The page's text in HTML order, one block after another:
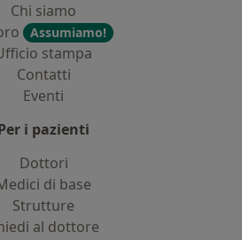
Chi siamo
Assumiamo!
stampa
Contatti
Eventi
i pazienti
Dottori
di base
Strutture
al dottore